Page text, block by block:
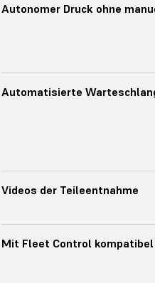
Autonomer Druck ohne
Automatisierte
Videos der Teileentnahme
Mit Fleet Control kompatibel